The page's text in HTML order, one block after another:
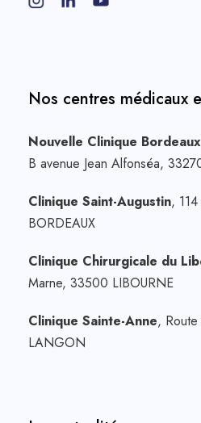
Nos centres médicaux
Nouvelle Clinique
B avenue Jean Alfonséa,
Clinique Saint-Augustin,
BORDEAUX
Clinique Chirurgicale du
Marne, 33500 LIBOURNE
Clinique Sainte-Anne,
LANGON